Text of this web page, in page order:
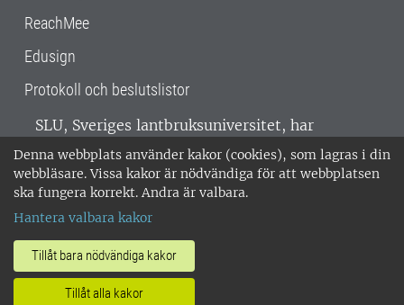
Denna webbplats använder kakor (cookies), som lagras i din
webbläsare. Vissa kakor är nödvändiga för att webbplatsen
ska fungera korrekt. Andra är valbara.
Hantera valbara kakor
Tillåt bara nödvändiga kakor
Tillåt alla kakor
ReachMee
Edusign
Protokoll och beslutslistor
SLU, Sveriges lantbruksuniversitet, har
verksamhet över hela Sverige. Huvudorter är
Alnarp, Uppsala och Umeå.SLU är
miljöcertifierat enligt ISO 14001. •
018-67 10 00 • Org nr: 202100-2817 •
Om SLU:s webbplatser
•Hantera kakor•Behandling av
personuppgifter